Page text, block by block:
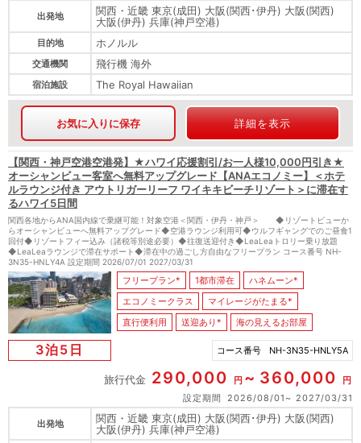
出発地
関西・近畿 東京(成田) 大阪(関西･伊丹) 大阪(関西)
大阪(伊丹) 兵庫(神戸空港)
目的地 ホノルル
交通機関 飛行機 海外
宿泊施設 The Royal Hawaiian
お気に入りに保存 詳細を表示
【関西・神戸空港空港発】★ハワイ応援割引/お一人様10,000円引き★
オーシャンビュー客室へ無料アップグレード【ANAエコノミー】＜ホテ
ルラウンジ付き アウトリガーリーフ ワイキキビーチリゾート＞に滞在す
るハワイ5日間
関西各地からANA国内線で乗継可能！対象空港＜関西・伊丹・神戸＞ ◆リゾートビューか
らオーシャンビューへ無料アップグレード◆空港ラウンジ利用可◆ウルフギャングでのご昼食1
回付◆リゾートフィー込み（諸税等別途必要）◆往復送迎付き◆LeaLeaトロリー乗り放題
◆LeaLeaラウンジで滞在サポート◆滞在中の過ごし方自由なフリープラン コース番号 NH-
3N35-HNLY4A 設定期間 2026/07/01 2027/03/31
フリープラン* 1都市滞在
ハネムーン*
エコノミークラス
マイレージがたまる*
直行便利用
送迎あり* 海の見えるお部屋
3泊5日 コース番号 NH-3N35-HNLY5A
旅行代金 290,000 円 360,000
円
設定期間
2026/08/01 2027/03/31
出発地
関西・近畿 東京(成田) 大阪(関西･伊丹) 大阪(関西)
大阪(伊丹) 兵庫(神戸空港)